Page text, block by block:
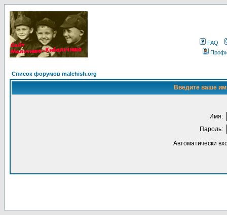
FAQ
Список форумов malchish.org
Введите ваше
Имя:
Пароль:
Автоматически